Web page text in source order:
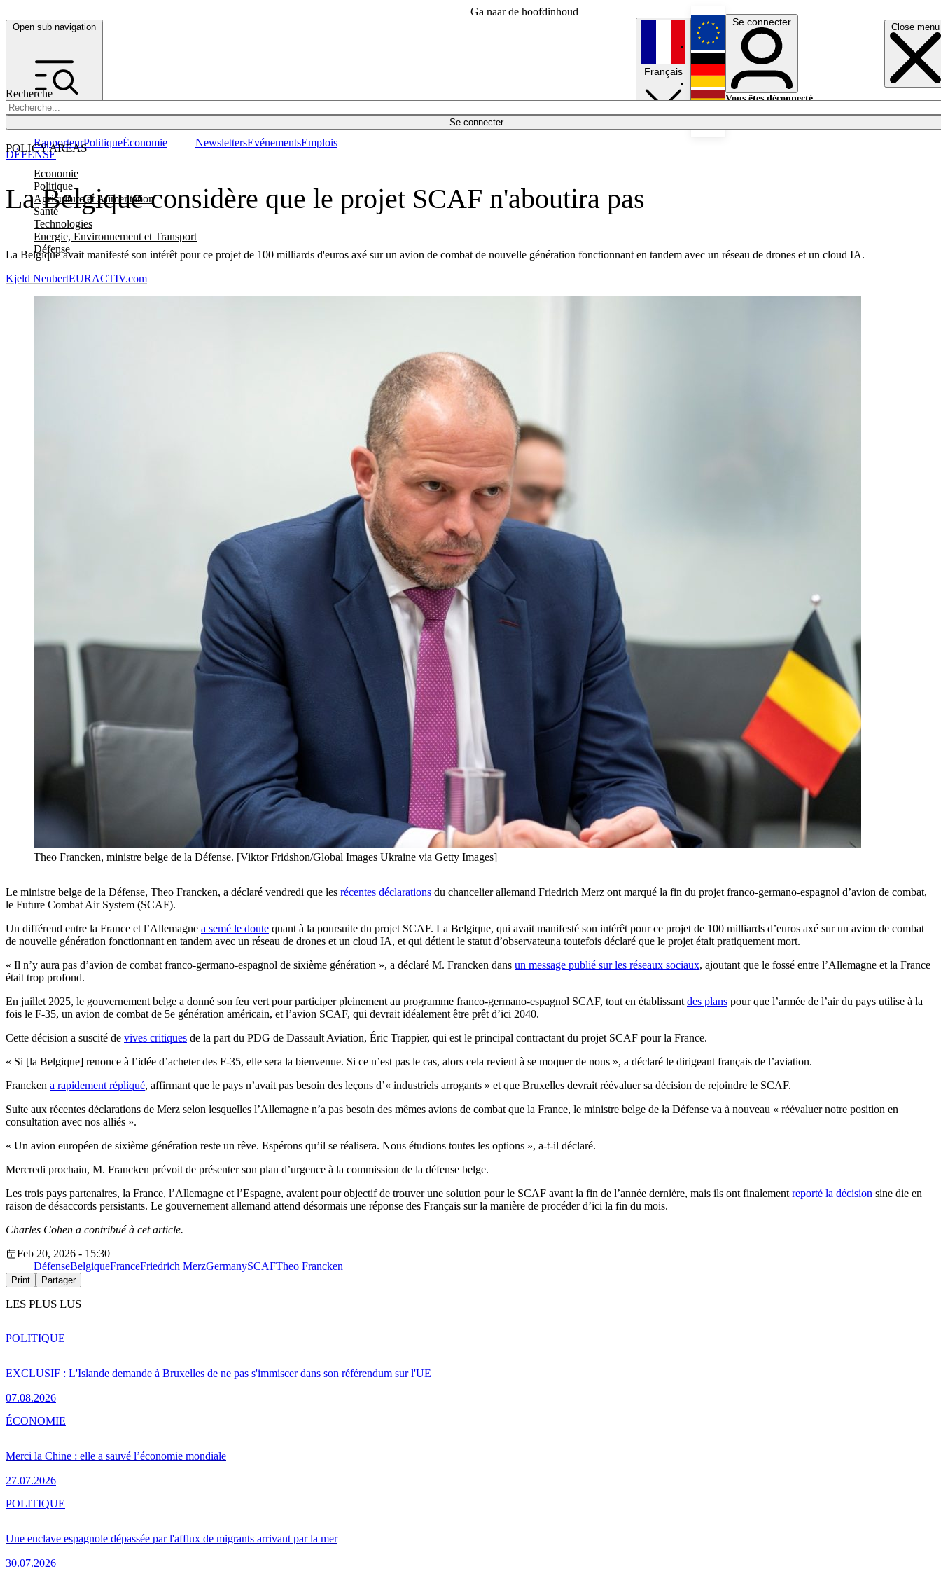
Ga naar de hoofdinhoud
Open sub navigation Close menu
Recherche
Se connecter
POLICY AREAS
Economie
Politique
Agriculture et Alimentation
Santé
Technologies
Energie, Environnement et Transport
Défense
RapporteurPolitiqueÉconomie NewslettersEvénementsEmplois
Français
English
Deutsch
Se connecter
Vous êtes déconnecté.
La Belgique considère que le projet SCAF n'aboutira pas
La Belgique avait manifesté son intérêt pour ce projet de 100 milliards d'euros axé sur un avion de combat de nouvelle génération fonctionnant en tandem avec un réseau de drones et un cloud IA.
DÉFENSE
Kjeld NeubertEURACTIV.com
Theo Francken, ministre belge de la Défense. [Viktor Fridshon/Global Images Ukraine via Getty Images]
Le ministre belge de la Défense, Theo Francken, a déclaré vendredi que les récentes déclarations du chancelier allemand Friedrich Merz ont marqué la fin du projet franco-germano-espagnol d’avion de combat,
le Future Combat Air System (SCAF).
Un différend entre la France et l’Allemagne a semé le doute quant à la poursuite du projet SCAF. La Belgique, qui avait manifesté son intérêt pour ce projet de 100 milliards d’euros axé sur un avion de combat
de nouvelle génération fonctionnant en tandem avec un réseau de drones et un cloud IA, et qui détient le statut d’observateur,a toutefois déclaré que le projet était pratiquement mort.
« Il n’y aura pas d’avion de combat franco-germano-espagnol de sixième génération », a déclaré M. Francken dans un message publié sur les réseaux sociaux, ajoutant que le fossé entre l’Allemagne et la France
était trop profond.
En juillet 2025, le gouvernement belge a donné son feu vert pour participer pleinement au programme franco-germano-espagnol SCAF, tout en établissant des plans pour que l’armée de l’air du pays utilise à la
fois le F-35, un avion de combat de 5e génération américain, et l’avion SCAF, qui devrait idéalement être prêt d’ici 2040.
Cette décision a suscité de vives critiques de la part du PDG de Dassault Aviation, Éric Trappier, qui est le principal contractant du projet SCAF pour la France.
« Si [la Belgique] renonce à l’idée d’acheter des F-35, elle sera la bienvenue. Si ce n’est pas le cas, alors cela revient à se moquer de nous », a déclaré le dirigeant français de l’aviation.
Francken a rapidement répliqué, affirmant que le pays n’avait pas besoin des leçons d’« industriels arrogants » et que Bruxelles devrait réévaluer sa décision de rejoindre le SCAF.
Suite aux récentes déclarations de Merz selon lesquelles l’Allemagne n’a pas besoin des mêmes avions de combat que la France, le ministre belge de la Défense va à nouveau « réévaluer notre position en
consultation avec nos alliés ».
« Un avion européen de sixième génération reste un rêve. Espérons qu’il se réalisera. Nous étudions toutes les options », a-t-il déclaré.
Mercredi prochain, M. Francken prévoit de présenter son plan d’urgence à la commission de la défense belge.
Les trois pays partenaires, la France, l’Allemagne et l’Espagne, avaient pour objectif de trouver une solution pour le SCAF avant la fin de l’année dernière, mais ils ont finalement reporté la décision sine die en
raison de désaccords persistants. Le gouvernement allemand attend désormais une réponse des Français sur la manière de procéder d’ici la fin du mois.
Charles Cohen a contribué à cet article.
Feb 20, 2026 - 15:30
DéfenseBelgiqueFranceFriedrich MerzGermanySCAFTheo Francken
Print Partager
LES PLUS LUS
EXCLUSIF : L'Islande demande à Bruxelles de ne pas s'immiscer dans son référendum sur l'UE
07.08.2026
POLITIQUE
Merci la Chine : elle a sauvé l’économie mondiale
27.07.2026
ÉCONOMIE
Une enclave espagnole dépassée par l'afflux de migrants arrivant par la mer
30.07.2026
POLITIQUE